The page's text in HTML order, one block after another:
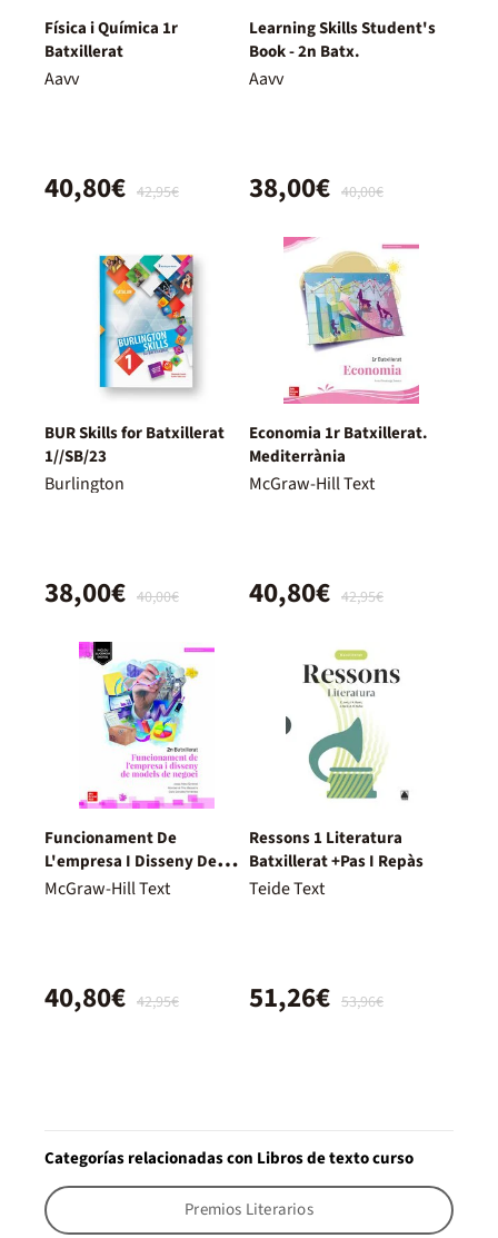
Física i Química 1r
Batxillerat
Aavv
42,95€
40,80€
Learning Skills Student's
Book - 2n Batx.
Aavv
40,00€
38,00€
BUR Skills for Batxillerat
1//SB/23
Burlington
40,00€
38,00€
Economia 1r Batxillerat.
Mediterrània
McGraw-Hill Text
42,95€
40,80€
Funcionament De
L'empresa I Disseny De
Models De Negoci. 2º
McGraw-Hill Text
42,95€
40,80€
Ressons 1 Literatura
Batxillerat +Pas I Repàs
Teide Text
53,96€
51,26€
Categorías relacionadas con Libros de texto curso
Premios Literarios